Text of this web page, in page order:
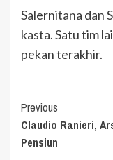
Salernitana dan
kasta. Satu tim
pekan terakhir.
Continue
Reading
Previous
Claudio Ranieri,
Pensiun